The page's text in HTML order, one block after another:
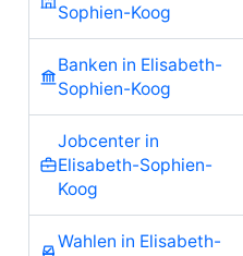
Sophien-Koog
Banken in Elisabeth-
Sophien-Koog
Jobcenter in
Elisabeth-Sophien-
Koog
Wahlen in Elisabeth-